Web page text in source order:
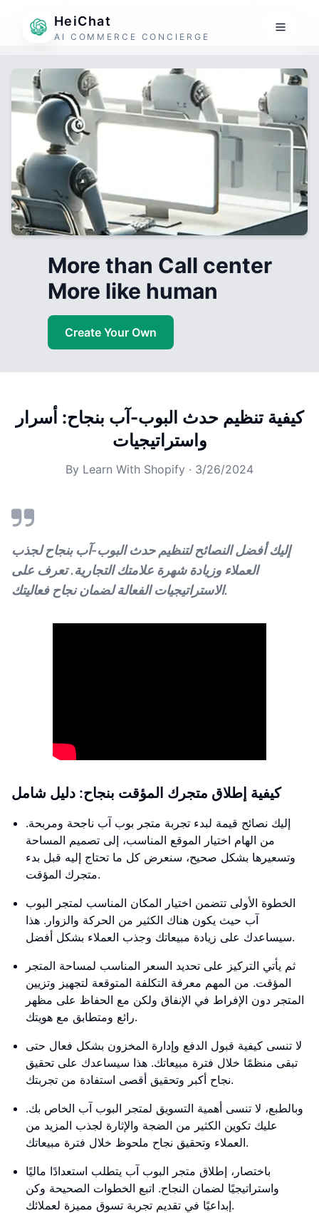
HeiChat
AI COMMERCE CONCIERGE
More than Call center
More like human
Create Your Own
كيفية تنظيم حدث البوب-آب بنجاح: أسرار
واستراتيجيات
By Learn With Shopify · 3/26/2024
إليك أفضل النصائح لتنظيم حدث البوب-آب بنجاح لجذب
العملاء وزيادة شهرة علامتك التجارية. تعرف على
الاستراتيجيات الفعالة لضمان نجاح فعاليتك.
كيفية إطلاق متجرك المؤقت بنجاح: دليل شامل
إليك نصائح قيمة لبدء تجربة متجر بوب آب ناجحة ومربحة.
من الهام اختيار الموقع المناسب، إلى تصميم المساحة
وتسعيرها بشكل صحيح، سنعرض كل ما تحتاج إليه قبل بدء
متجرك المؤقت.
الخطوة الأولى تتضمن اختيار المكان المناسب لمتجر البوب
آب حيث يكون هناك الكثير من الحركة والزوار. هذا
سيساعدك على زيادة مبيعاتك وجذب العملاء بشكل أفضل.
ثم يأتي التركيز على تحديد السعر المناسب لمساحة المتجر
المؤقت. من المهم معرفة التكلفة المتوقعة لتجهيز وتزيين
المتجر دون الإفراط في الإنفاق ولكن مع الحفاظ على مظهر
رائع ومتطابق مع هويتك.
لا تنسى كيفية قبول الدفع وإدارة المخزون بشكل فعال حتى
تبقى منظمًا خلال فترة مبيعاتك. هذا سيساعدك على تحقيق
نجاح أكبر وتحقيق أقصى استفادة من تجربتك.
وبالطبع، لا تنسى أهمية التسويق لمتجر البوب آب الخاص بك.
عليك تكوين الكثير من الضجة والإثارة لجذب المزيد من
العملاء وتحقيق نجاح ملحوظ خلال فترة مبيعاتك.
باختصار، إطلاق متجر البوب آب يتطلب استعدادًا ماليًا
واستراتيجيًا لضمان النجاح. اتبع الخطوات الصحيحة وكن
إبداعيًا في تقديم تجربة تسوق مميزة لعملائك.